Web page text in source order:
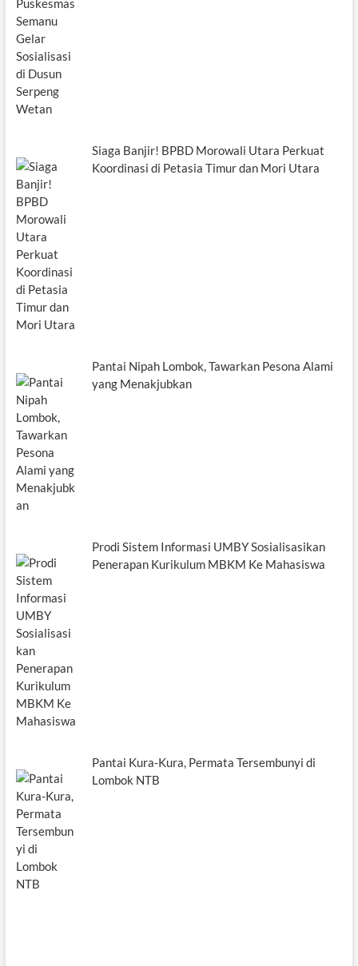
Siaga Banjir! BPBD Morowali Utara Perkuat
Koordinasi di Petasia Timur dan Mori Utara
Pantai Nipah Lombok, Tawarkan Pesona Alami
yang Menakjubkan
Prodi Sistem Informasi UMBY Sosialisasikan
Penerapan Kurikulum MBKM Ke Mahasiswa
Pantai Kura-Kura, Permata Tersembunyi di
Lombok NTB